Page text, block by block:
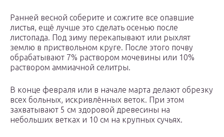
Ранней весной соберите и сожгите все опавшие
листья, ещё лучше это сделать осенью после
листопада. Под зиму перекапывают или рыхлят
землю в приствольном круге. После этого почву
обрабатывают 7% раствором мочевины или 10%
раствором аммиачной селитры.
В конце февраля или в начале марта делают обрезку
всех больных, искривлённых веток. При этом
захватывают 5 см здоровой древесины на
небольших ветках и 10 см на крупных сучьях.